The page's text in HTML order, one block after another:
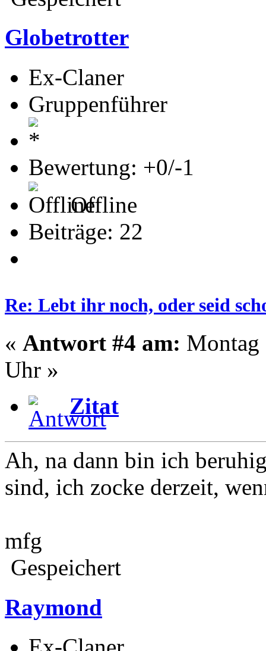
Globetrotter
Ex-Claner
Gruppenführer
Bewertung: +0/-1
Offline
Beiträge: 22
Re: Lebt ihr noch, oder seid
« Antwort #4 am: Montag
Uhr »
Zitat
Ah, na dann bin ich
sind, ich zocke derzeit,
mfg
Gespeichert
Raymond